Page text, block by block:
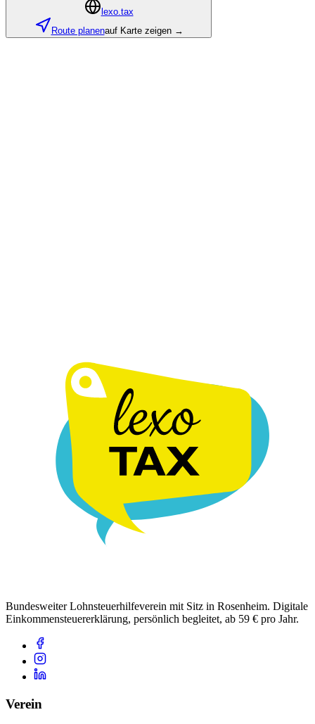
lexo.tax
Route planenauf Karte zeigen →
Bundesweiter Lohnsteuerhilfeverein mit Sitz in Rosenheim. Digitale
Einkommensteuererklärung, persönlich begleitet, ab 59 € pro Jahr.
Verein